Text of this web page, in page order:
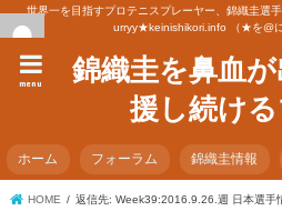
世界一を目指すプロテニスプレーヤー、錦織圭選
urryy★keinishikori.info （★を@に
錦織圭を鼻血
援し続け
menu
ホーム フォーラム 錦織圭情報
HOME 返信先: Week39:2016.9.26.週 日本選手